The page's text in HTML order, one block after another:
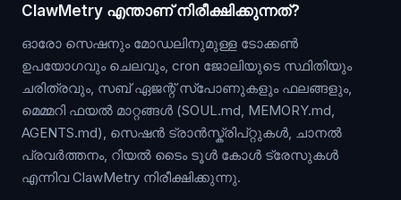
ClawMetry എന്താണ് നിരീക്ഷിക്കുന്നത്?
ഓരോ സെഷനും മോഡലിനുമുള്ള ടോക്കൺ
ഉപയോഗവും ചെലവും, cron ജോലിയുടെ സ്ഥിതിയും
ചരിത്രവും, സബ് ഏജന്റ് സ്പോണുകളും ഫലങ്ങളും,
മെമ്മറി ഫയൽ മാറ്റങ്ങൾ (SOUL.md, MEMORY.md,
AGENTS.md), സെഷൻ ട്രാൻസ്ക്രിപ്റ്റുകൾ, ചാനൽ
പ്രവർത്തനം, റിയൽ ടൈം ടൂൾ കോൾ ട്രേസുകൾ
എന്നിവ ClawMetry നിരീക്ഷിക്കുന്നു.